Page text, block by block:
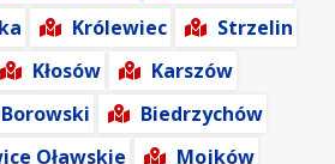
Królewiec
Strzelin
Kłosów
Karszów
Biedrzychów
Oławskie
Mojków